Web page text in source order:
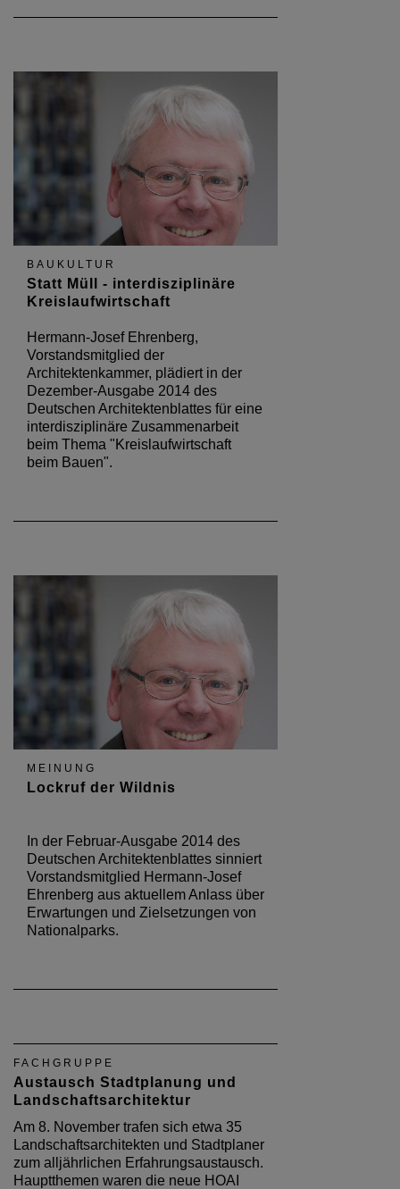
BAUKULTUR
Statt Müll - interdisziplinäre
Kreislaufwirtschaft
Hermann-Josef Ehrenberg,
Vorstandsmitglied der
Architektenkammer, plädiert in der
Dezember-Ausgabe 2014 des
Deutschen Architektenblattes für eine
interdisziplinäre Zusammenarbeit
beim Thema "Kreislaufwirtschaft
beim Bauen".
MEINUNG
Lockruf der Wildnis
In der Februar-Ausgabe 2014 des
Deutschen Architektenblattes sinniert
Vorstandsmitglied Hermann-Josef
Ehrenberg aus aktuellem Anlass über
Erwartungen und Zielsetzungen von
Nationalparks.
FACHGRUPPE
Austausch Stadtplanung und
Landschaftsarchitektur
Am 8. November trafen sich etwa 35
Landschaftsarchitekten und Stadtplaner
zum alljährlichen Erfahrungsaustausch.
Hauptthemen waren die neue HOAI